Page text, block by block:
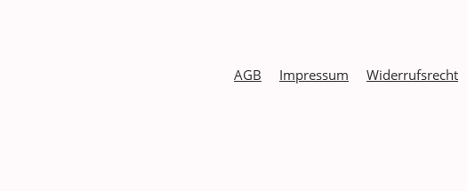
AGB Impressum Widerrufsrecht